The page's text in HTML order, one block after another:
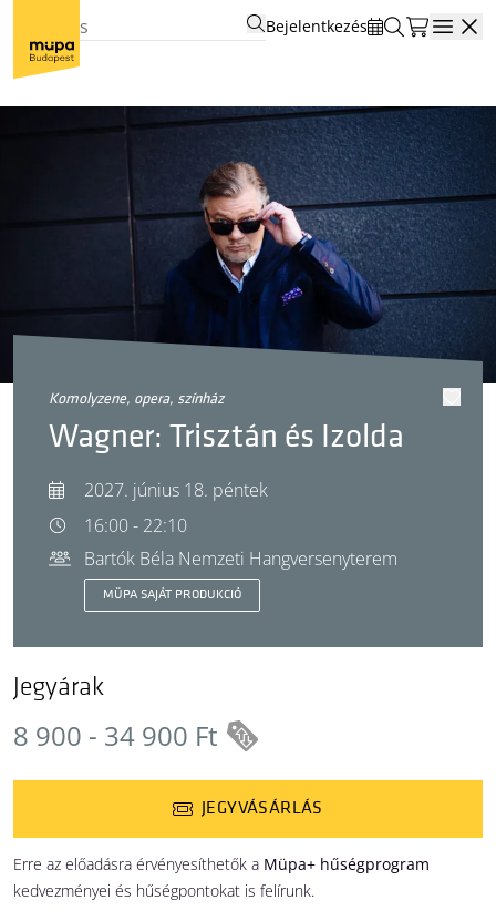
Bejelentkezés
komolyzene, opera, színház
Wagner: Trisztán és Izolda
2027. június 18. péntek
16:00 - 22:10
Bartók Béla Nemzeti Hangversenyterem
MÜPA SAJÁT PRODUKCIÓ
Jegyárak
8 900 - 34 900 Ft
JEGYVÁSÁRLÁS
Erre az előadásra érvényesíthetők a Müpa+ hűségprogram
kedvezményei és hűségpontokat is felírunk.